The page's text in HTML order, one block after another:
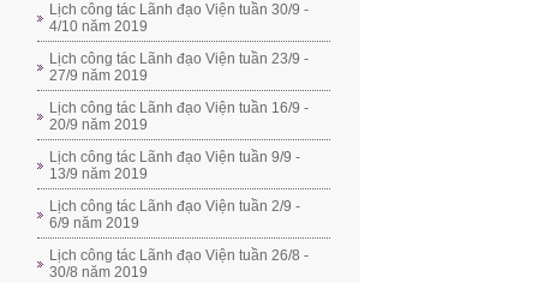
Lịch công tác Lãnh đạo Viện tuần 30/9 -
4/10 năm 2019
Lịch công tác Lãnh đạo Viện tuần 23/9 -
27/9 năm 2019
Lịch công tác Lãnh đạo Viện tuần 16/9 -
20/9 năm 2019
Lịch công tác Lãnh đạo Viện tuần 9/9 -
13/9 năm 2019
Lịch công tác Lãnh đạo Viện tuần 2/9 -
6/9 năm 2019
Lịch công tác Lãnh đạo Viện tuần 26/8 -
30/8 năm 2019